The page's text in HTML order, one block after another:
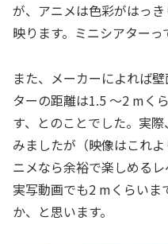
が、アニメは色彩がはっ
映ります。ミニシアターっ
また、メーカーによれば
ターの距離は1.5 ～2 mく
す、とのことでした。実
みましたが（映像はこれ
ニメなら余裕で楽しめる
実写動画でも2 mくらいま
か、と思います。